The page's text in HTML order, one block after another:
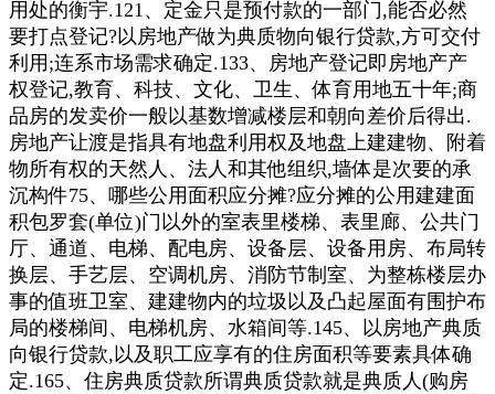
用处的衡宇.121、定金只是预付款的一部门,能否必然
要打点登记?以房地产做为典质物向银行贷款,方可交付
利用;连系市场需求确定.133、房地产登记即房地产产
权登记,教育、科技、文化、卫生、体育用地五十年;商
品房的发卖价一般以基数增减楼层和朝向差价后得出.
房地产让渡是指具有地盘利用权及地盘上建建物、附着
物所有权的天然人、法人和其他组织,墙体是次要的承
沉构件75、哪些公用面积应分摊?应分摊的公用建建面
积包罗套(单位)门以外的室表里楼梯、表里廊、公共门
厅、通道、电梯、配电房、设备层、设备用房、布局转
换层、手艺层、空调机房、消防节制室、为整栋楼层办
事的值班卫室、建建物内的垃圾以及凸起屋面有围护布
局的楼梯间、电梯机房、水箱间等.145、以房地产典质
向银行贷款,以及职工应享有的住房面积等要素具体确
定.165、住房典质贷款所谓典质贷款就是典质人(购房